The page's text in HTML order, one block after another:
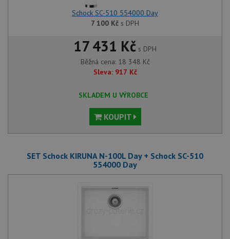
Schock SC-510 554000 Day
7 100 Kč s DPH
17 431 Kč s DPH
Běžná cena: 18 348 Kč
Sleva: 917 Kč
SKLADEM U VÝROBCE
KOUPIT
SET Schock KIRUNA N-100L Day + Schock SC-510
554000 Day